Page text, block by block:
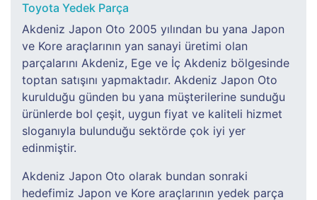
Toyota Yedek Parça
Akdeniz Japon Oto 2005 yılından bu yana Japon
ve Kore araçlarının yan sanayi üretimi olan
parçalarını Akdeniz, Ege ve İç Akdeniz bölgesinde
toptan satışını yapmaktadır. Akdeniz Japon Oto
kurulduğu günden bu yana müşterilerine sunduğu
ürünlerde bol çeşit, uygun fiyat ve kaliteli hizmet
sloganıyla bulunduğu sektörde çok iyi yer
edinmiştir.
Akdeniz Japon Oto olarak bundan sonraki
hedefimiz Japon ve Kore araçlarının yedek parça